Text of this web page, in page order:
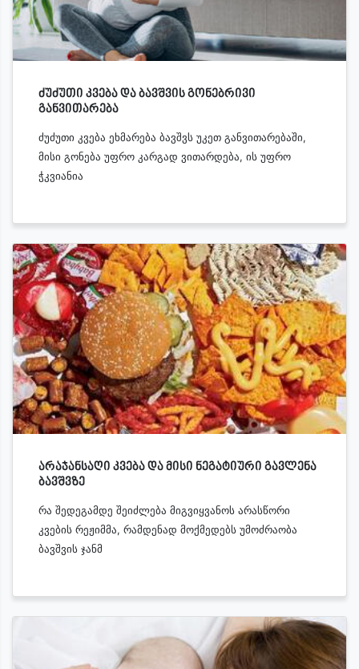
ძუძუთი კვება და ბავშვის გონებრივი
განვითარება
ძუძუთი კვება ეხმარება ბავშვს უკეთ განვითარებაში,
მისი გონება უფრო კარგად ვითარდება, ის უფრო
ჭკვიანია
არაჯანსაღი კვება და მისი ნეგატიური გავლენა
ბავშვზე
რა შედეგამდე შეიძლება მიგვიყვანოს არასწორი
კვების რეჟიმმა, რამდენად მოქმედებს უმოძრაობა
ბავშვის ჯანმ